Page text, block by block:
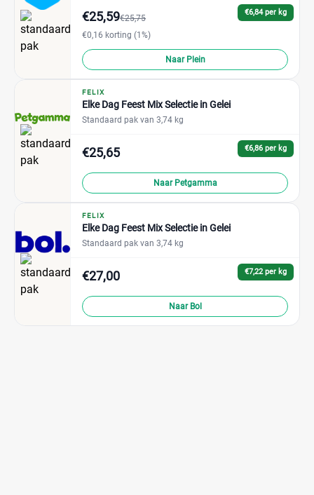
€6,84 per kg
€25,59€25,75
€0,16 korting (1%)
Naar Plein
FELIX
Elke Dag Feest Mix Selectie in Gelei
Standaard pak van 3,74 kg
€6,86 per kg
€25,65
Naar Petgamma
FELIX
Elke Dag Feest Mix Selectie in Gelei
Standaard pak van 3,74 kg
€7,22 per kg
€27,00
Naar Bol